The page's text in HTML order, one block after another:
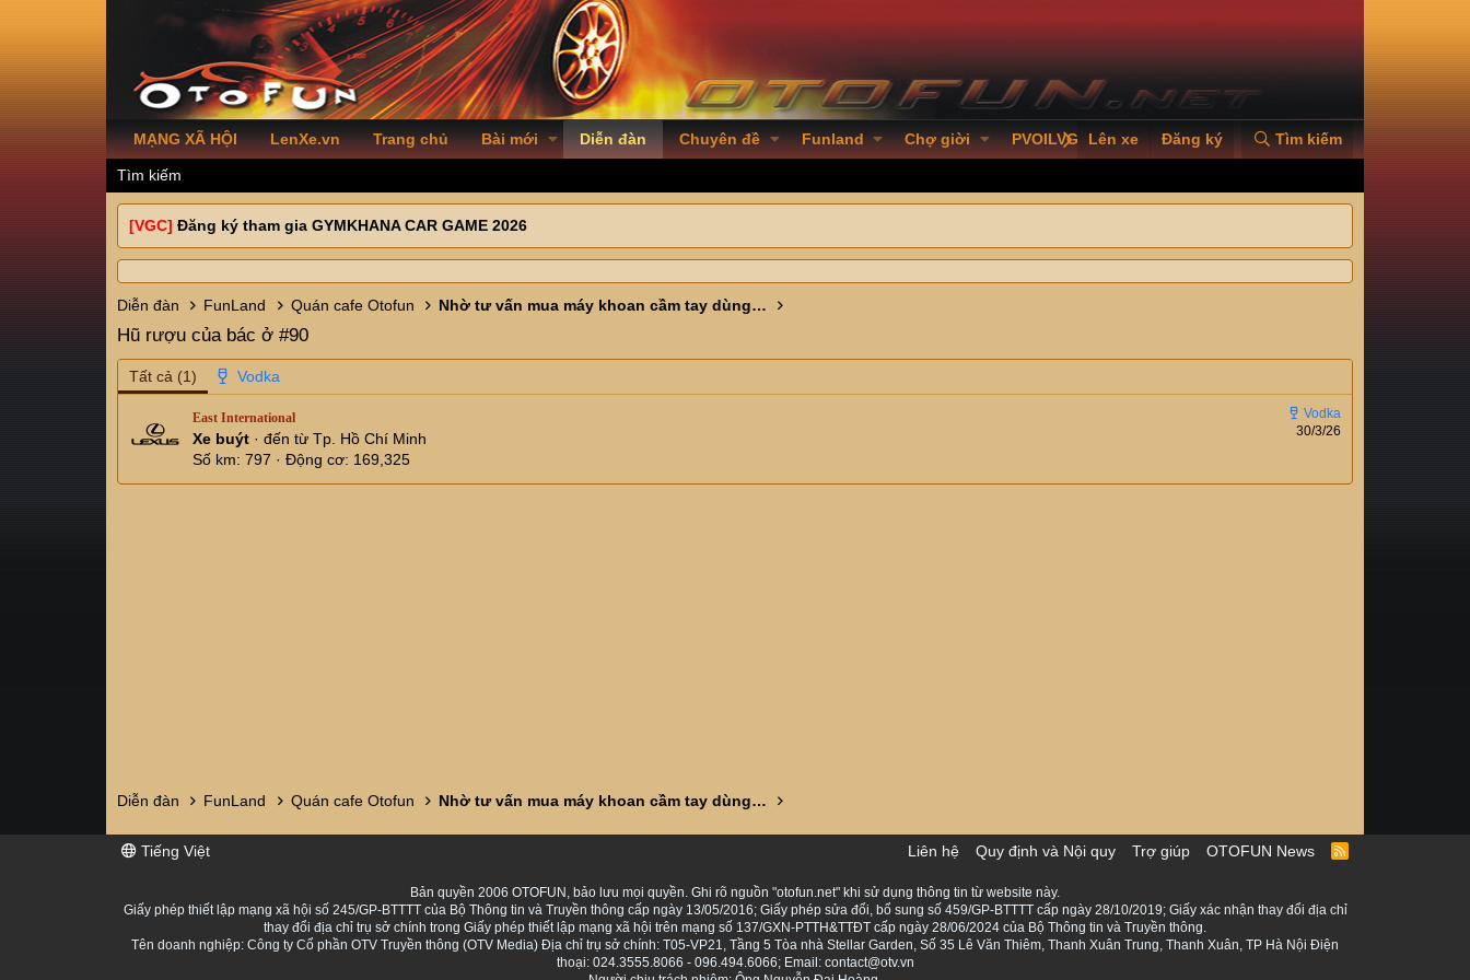
MẠNG XÃ HỘI LenXe.vn Trang chủ Bài mới Diễn đàn Chuyên đề Funland Chợ giời PVOILVGC2026
Lên xe Đăng ký Tìm kiếm
Tìm kiếm
[VGC] Đăng ký tham gia GYMKHANA CAR GAME 2026
Diễn đàn FunLand Quán cafe Otofun Nhờ tư vấn mua máy khoan cầm tay dùng trong gia đình
Hũ rượu của bác ở #90
Tất cả (1)
30/3/26
East International
Xe buýt · đến từ Tp. Hồ Chí Minh
Số km 797 Động cơ 169,325
Diễn đàn FunLand Quán cafe Otofun Nhờ tư vấn mua máy khoan cầm tay dùng trong gia đình
Tiếng Việt Liên hệ Quy định và Nội quy Trợ giúp OTOFUN News
R
Bản quyền 2006 OTOFUN, bảo lưu mọi quyền. Ghi rõ nguồn "otofun.net" khi sử dụng thông tin từ website này.
Giấy phép thiết lập mạng xã hội số 245/GP-BTTTT của Bộ Thông tin và Truyền thông cấp ngày 13/05/2016; Giấy phép sửa đổi, bổ sung số 459/GP-BTTTT cấp ngày 28/10/2019; Giấy xác nhận thay đổi địa chỉ
thay đổi địa chỉ trụ sở chính trong Giấy phép thiết lập mạng xã hội trên mạng số 137/GXN-PTTH&TTĐT cấp ngày 28/06/2024 của Bộ Thông tin và Truyền thông.
Tên doanh nghiệp: Công ty Cổ phần OTV Truyền thông (OTV Media) Địa chỉ trụ sở chính: T05-VP21, Tầng 5 Tòa nhà Stellar Garden, Số 35 Lê Văn Thiêm, Thanh Xuân Trung, Thanh Xuân, TP Hà Nội Điện
thoại: 024.3555.8066 - 096.494.6066; Email: contact@otv.vn